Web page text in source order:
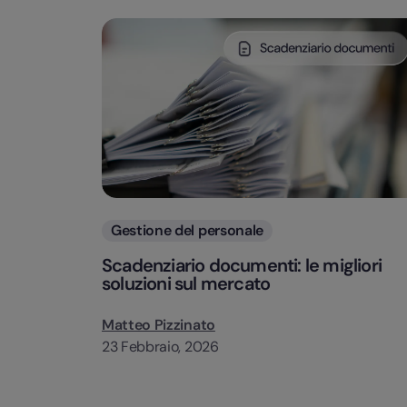
Categorie
Gestione del personale
Scadenziario documenti: le migliori
soluzioni sul mercato
Matteo Pizzinato
23 Febbraio, 2026